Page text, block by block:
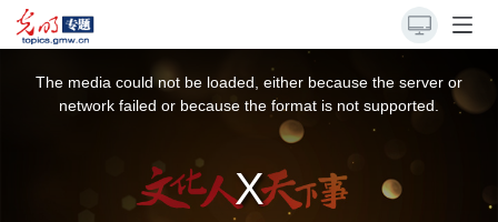
The media could not be loaded, either because the server or
network failed or because the format is not supported.